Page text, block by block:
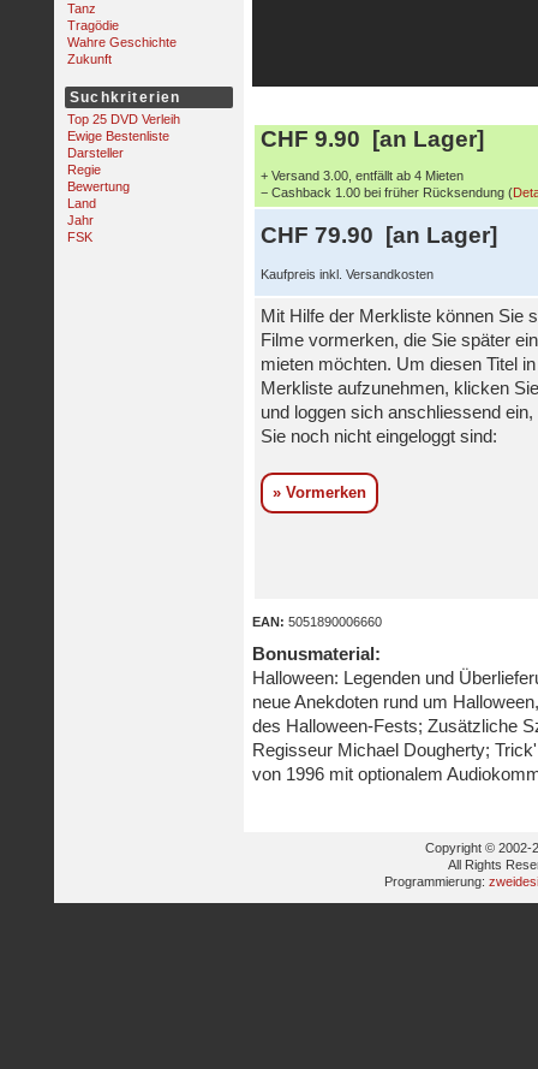
Tanz
Tragödie
Wahre Geschichte
Zukunft
Suchkriterien
Top 25 DVD Verleih
Ewige Bestenliste
Darsteller
Regie
Bewertung
Land
Jahr
FSK
CHF 9.90 [an Lager]
+ Versand 3.00, entfällt ab 4 Mieten
− Cashback 1.00 bei früher Rücksendung (
CHF 79.90 [an Lager]
Kaufpreis inkl. Versandkosten
Mit Hilfe der Merkliste können Sie
Filme vormerken, die Sie später
mieten möchten. Um diesen Titel
Merkliste aufzunehmen, klicken
und loggen sich anschliessend ein,
Sie noch nicht eingeloggt sind:
» Vormerken
EAN: 5051890006660
Bonusmaterial:
Halloween: Legenden und
neue Anekdoten rund um
des Halloween-Fests; Zusätzliche
Regisseur Michael Dougherty;
von 1996 mit optionalem
Copyright © 2002-
All Rights
Programmierung: